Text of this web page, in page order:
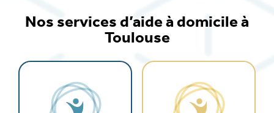
Nos services d’aide à domicile à
Toulouse